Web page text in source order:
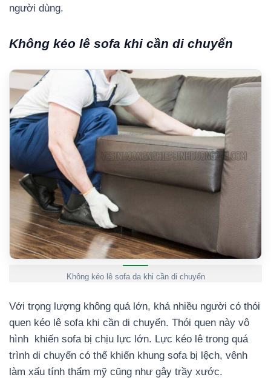
người dùng.
Không kéo lê sofa khi cần di chuyển
Không kéo lê sofa da khi cần di chuyển
Với trọng lượng không quá lớn, khá nhiều người có thói
quen kéo lê sofa khi cần di chuyển. Thói quen này vô
hình khiến sofa bị chịu lực lớn. Lực kéo lê trong quá
trình di chuyển có thể khiến khung sofa bị lệch, vênh
làm xấu tính thẩm mỹ cũng như gây trầy xước.